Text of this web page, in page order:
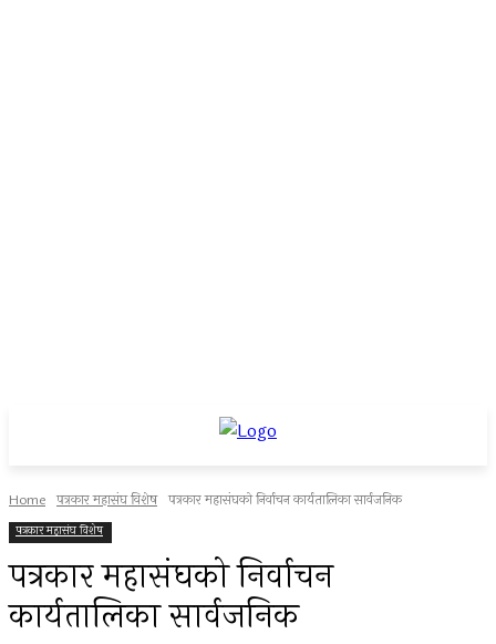
Home पत्रकार महासंघ विशेष पत्रकार महासंघको निर्वाचन कार्यतालिका सार्वजनिक
पत्रकार महासंघ विशेष
पत्रकार महासंघको निर्वाचन
कार्यतालिका सार्वजनिक